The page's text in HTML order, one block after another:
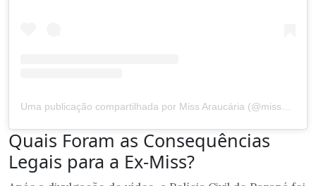
Quais Foram as Consequências
Legais para a Ex-Miss?